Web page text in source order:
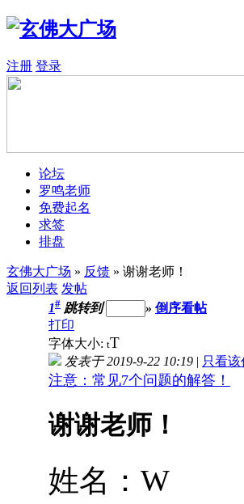
注册 登录
论坛
罗鸣老师
免费起名
求签
排盘
玄佛大广场 » 反馈 » 谢谢老师！
返回列表 发帖
1# 跳转到 » 倒序看帖
打印
字体大小: tT
发表于 2019-9-22 10:19 | 只看该
注意：常见7个问题的解答！
谢谢老师！
姓名：W